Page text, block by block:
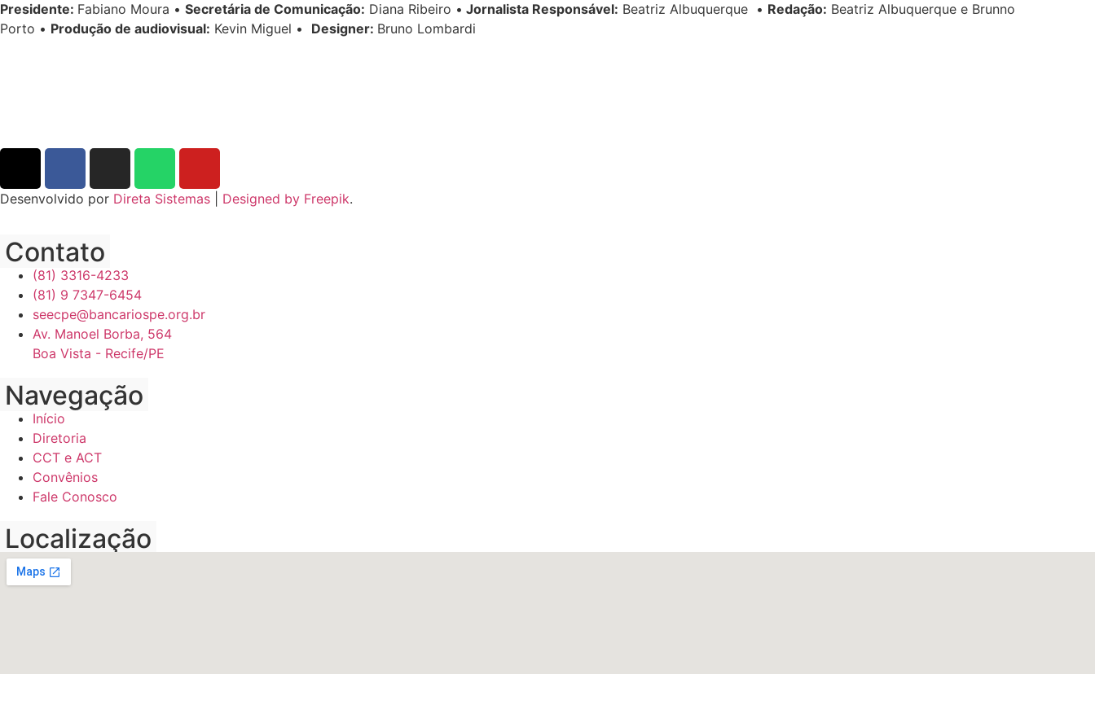
Presidente: Fabiano Moura • Secretária de Comunicação: Diana Ribeiro • Jornalista Responsável: Beatriz Albuquerque • Redação: Beatriz Albuquerque e Brunno
Porto • Produção de audiovisual: Kevin Miguel • Designer: Bruno Lombardi
Desenvolvido por Direta Sistemas Designed by Freepik.
Contato
(81) 3316-4233
(81) 9 7347-6454
seecpe@bancariospe.org.br
Av. Manoel Borba, 564
Boa Vista - Recife/PE
Navegação
Início
Diretoria
CCT e ACT
Convênios
Fale Conosco
Localização